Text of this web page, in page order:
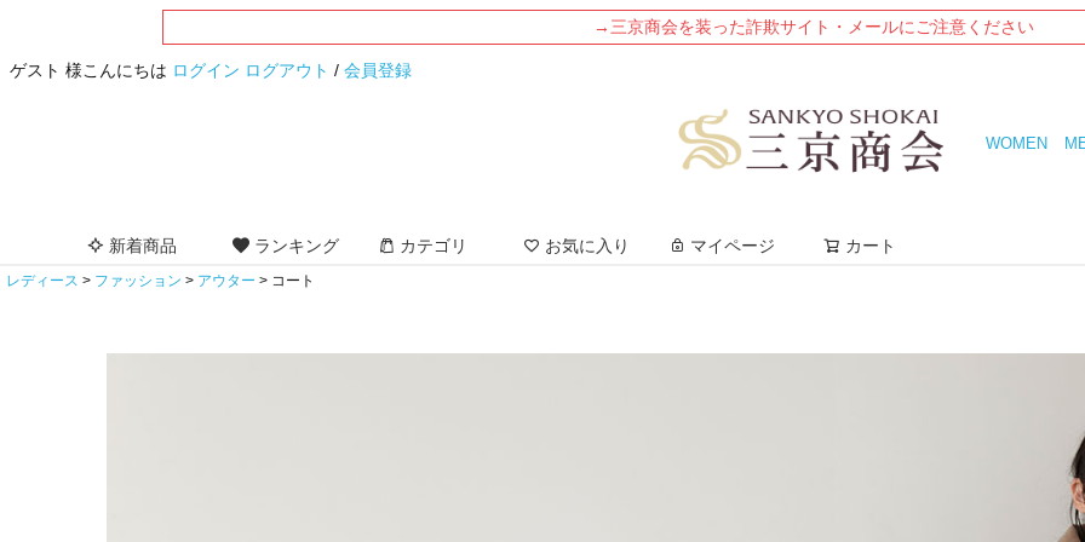
→三京商会を装った詐欺サイト・メールにご注意ください
ゲスト 様こんにちは ログイン ログアウト / 会員登録
WOMEN
新着商品 ランキング カテゴリ お気に入り マイページ カート
レディース ファッション アウター コート